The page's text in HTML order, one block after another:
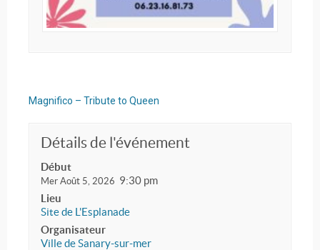
Magnifico – Tribute to Queen
Détails de l'événement
Début
Mer Août 5, 2026 9:30 pm
Lieu
Site de L'Esplanade
Organisateur
Ville de Sanary-sur-mer